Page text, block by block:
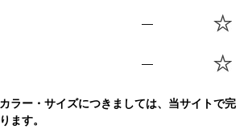
—
—
ラー・サイズにつきましては、当サイトで完
ます。